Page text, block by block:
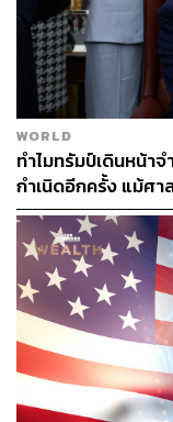
ฟลอริดาถือเป็นรัฐ
เก้าอี้ประธานาธิบ
ทิศทางเดียวกันว่า
ไปเลือกไบเดนมา
เลือกตั้ง (Electoral
นิยมของผู้สมัครในรั
เพียง 1.4 จุด
พิสูจน์อักษร: วรรษ
อ้างอิง:
https://
19
TAGS: US Election
Donald Trump
WORLD
ทำไมทรัมป์เดินหน้า
กำเนิดอีกครั้ง แม้ศ